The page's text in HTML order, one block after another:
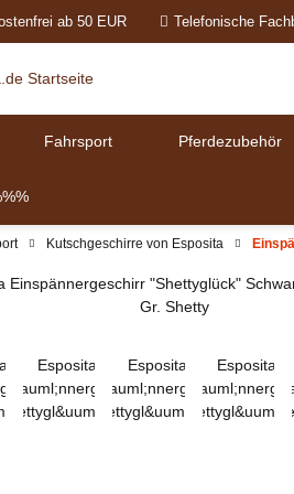
ab 50 EUR Telefonische
Fahrsport Pferdezubehör
Kutschgeschirre von Esposita